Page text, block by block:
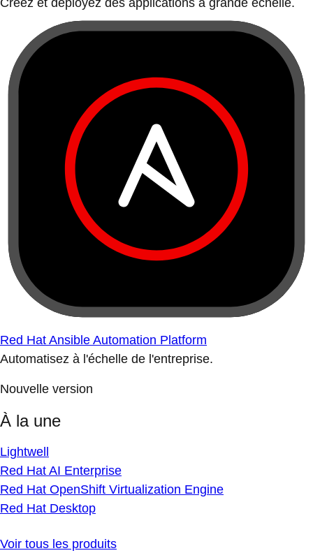
Créez et déployez des applications à grande échelle.
Red Hat Ansible Automation Platform
Automatisez à l'échelle de l'entreprise.
Nouvelle version
À la une
Lightwell
Red Hat AI Enterprise
Red Hat OpenShift Virtualization Engine
Red Hat Desktop
Voir tous les produits